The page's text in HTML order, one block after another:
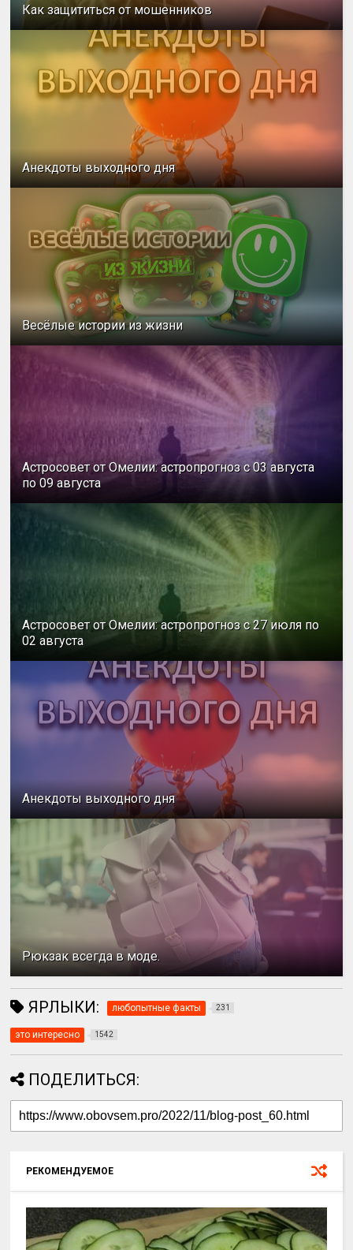
Как защититься от мошенников
Анекдоты выходного дня
Весёлые истории из жизни
Астросовет от Омелии: астропрогноз с 03 августа
по 09 августа
Астросовет от Омелии: астропрогноз с 27 июля по
02 августа
Анекдоты выходного дня
Рюкзак всегда в моде.
ЯРЛЫКИ: любопытные факты 231
это интересно 1542
ПОДЕЛИТЬСЯ:
РЕКОМЕНДУЕМОЕ